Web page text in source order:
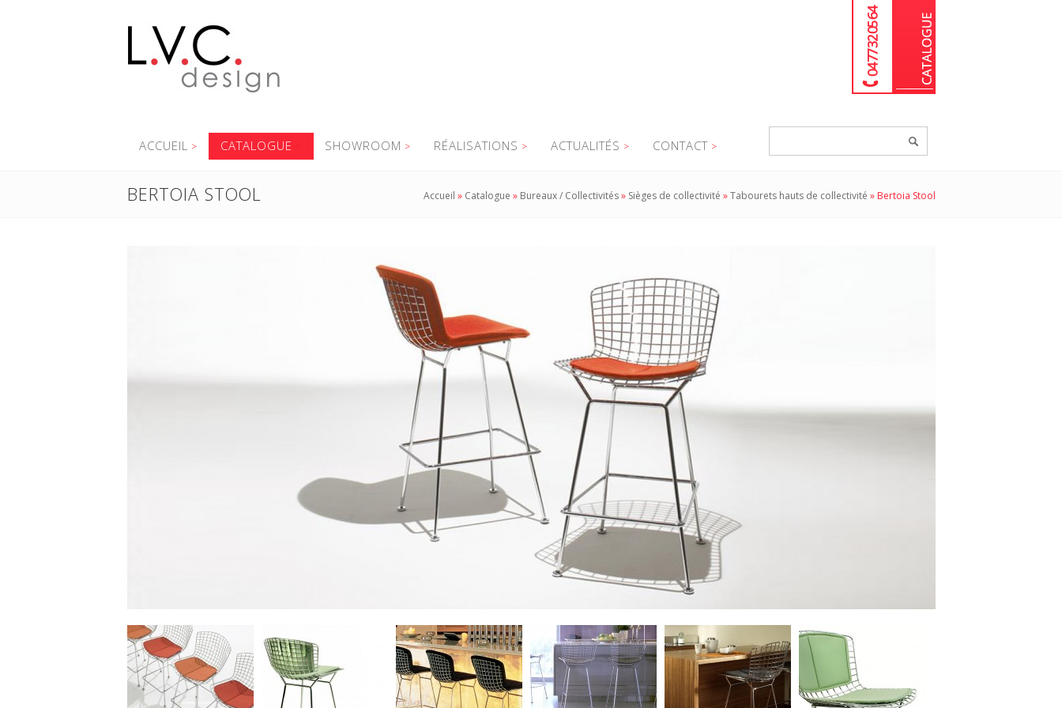
04 77 32 05 64
ACCUEIL CATALOGUE SHOWROOM RÉALISATIONS ACTUALITÉS CONTACT
BERTOIA STOOL Accueil » Catalogue » Bureaux / Collectivités» Sièges de collectivité »Tabourets hauts de collectivité » Bertoia Stool